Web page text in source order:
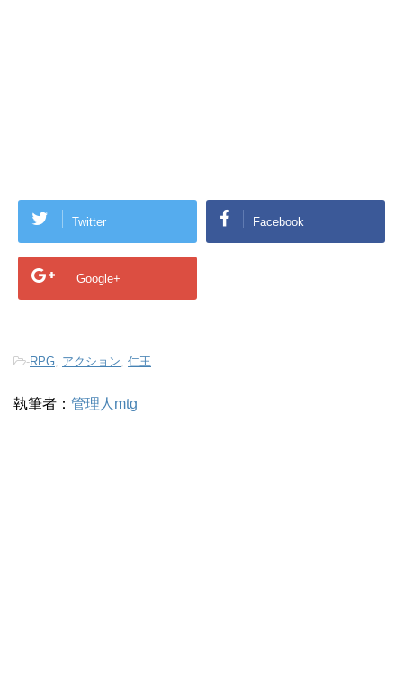
Twitter Facebook
Google+
-RPG, アクション, 仁王
執筆者： 管理人mtg